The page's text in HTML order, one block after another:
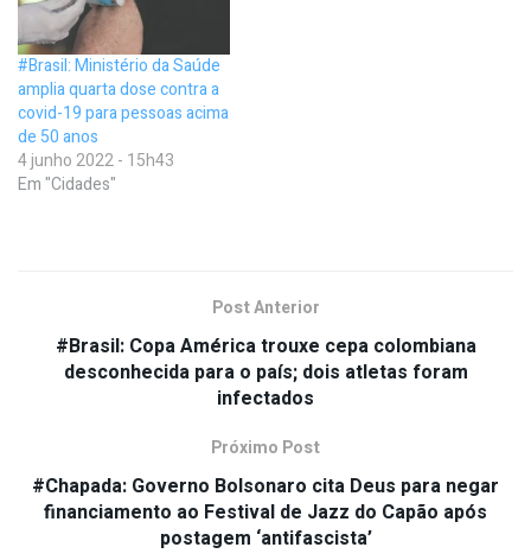
#Brasil: Ministério da Saúde
amplia quarta dose contra a
covid-19 para pessoas acima
de 50 anos
4 junho 2022 - 15h43
Em "Cidades"
Post Anterior
#Brasil: Copa América trouxe cepa colombiana
desconhecida para o país; dois atletas foram
infectados
Próximo Post
#Chapada: Governo Bolsonaro cita Deus para negar
financiamento ao Festival de Jazz do Capão após
postagem ‘antifascista’